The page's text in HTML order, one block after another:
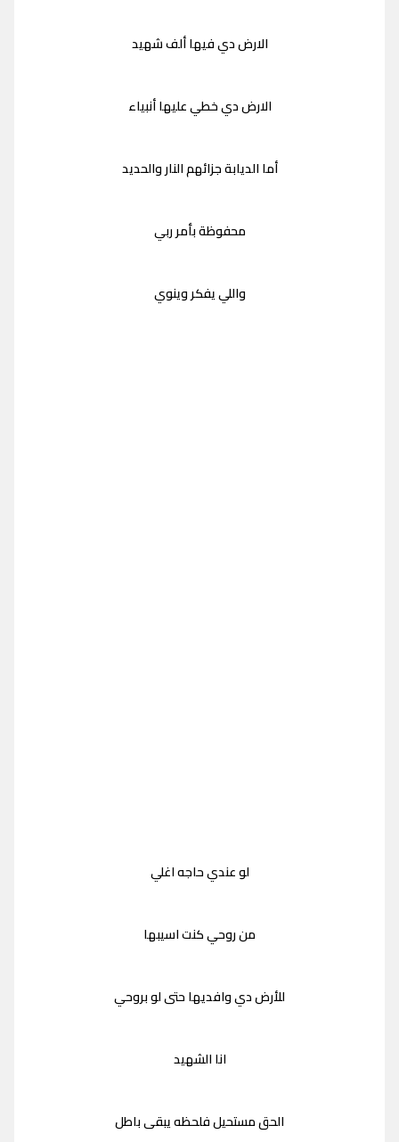
الارض دي فيها ألف شهيد
الارض دي خطي عليها أنبياء
أما الديابة جزائهم النار والحديد
محفوظة بأمر ربي
واللي يفكر وينوي
لو عندي حاجه اغلي
من روحي كنت اسيبها
للأرض دي وافديها حتى لو بروحي
انا الشهيد
الحق مستحيل فلحظه يبقى باطل